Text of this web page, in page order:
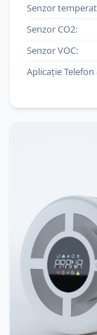
Senzor
Senzor CO2:
Senzor VOC:
Aplicație Telefon